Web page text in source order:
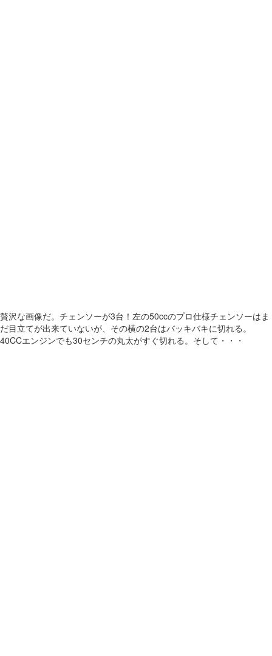
贅沢な画像だ。チェンソーが3台！左の50ccのプロ仕様チェンソーはま
だ目立てが出来ていないが、その横の2台はバッキバキに切れる。
40CCエンジンでも30センチの丸太がすぐ切れる。そして・・・